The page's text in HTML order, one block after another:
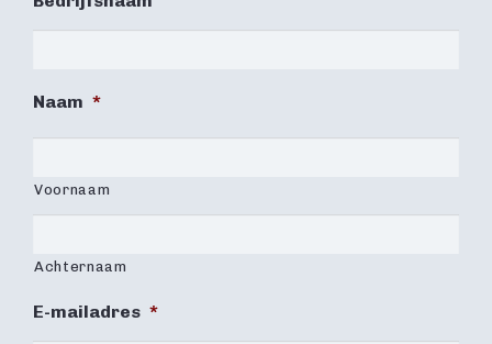
Naam *
Voornaam
Achternaam
E-mailadres *